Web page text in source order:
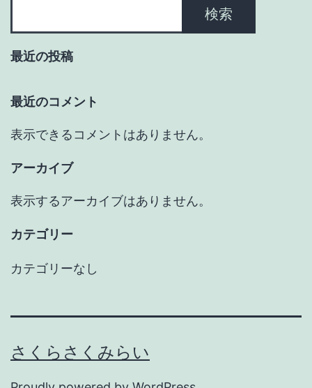
検索
最近の投稿
最近のコメント
表示できるコメントはありません。
アーカイブ
表示するアーカイブはありません。
カテゴリー
カテゴリーなし
さくらさくみらい